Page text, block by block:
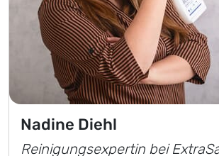
Nadine Diehl
Reinigungsexpertin bei